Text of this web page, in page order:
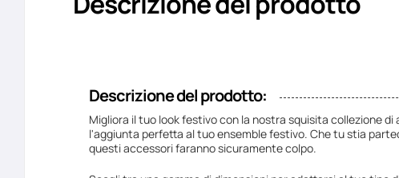
Descrizione del prodotto:
Migliora il tuo look festivo con la nostra squisita collezione
l'aggiunta perfetta al tuo ensemble festivo. Che tu stia
questi accessori faranno sicuramente colpo.